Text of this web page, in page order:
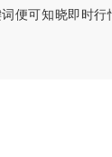
词便可知晓即时